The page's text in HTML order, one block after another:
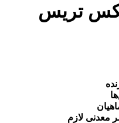
تریس
معدنی لازم